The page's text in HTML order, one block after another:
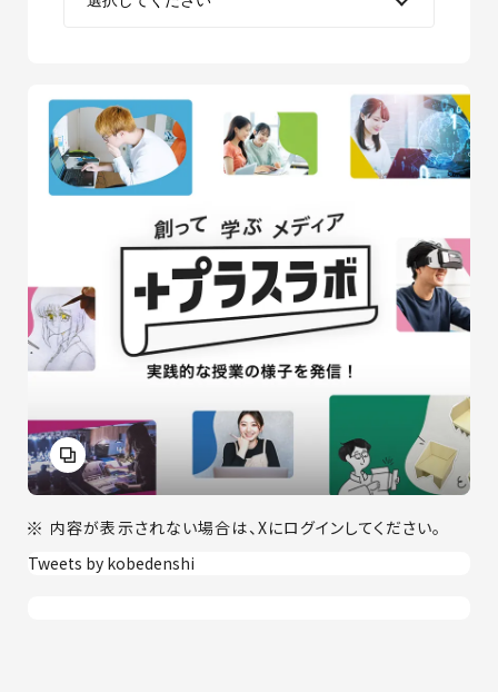
内容が表示されない場合は、Xにログインしてください。
Tweets by kobedenshi